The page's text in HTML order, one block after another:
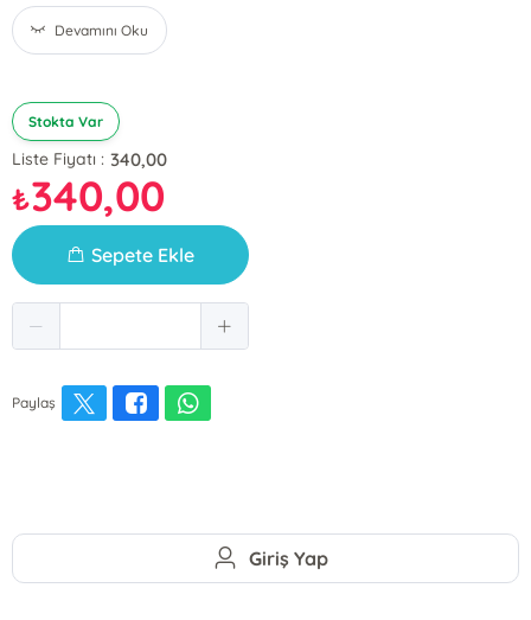
Devamını Oku
Stokta Var
Liste Fiyatı : 340,00
₺340,00
Sepete Ekle
Paylaş
Giriş Yap